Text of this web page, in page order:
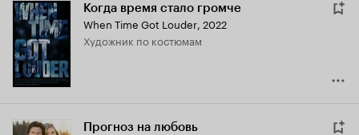
Когда время стало громче
When Time Got Louder, 2022
Художник по костюмам
Прогноз на любовь